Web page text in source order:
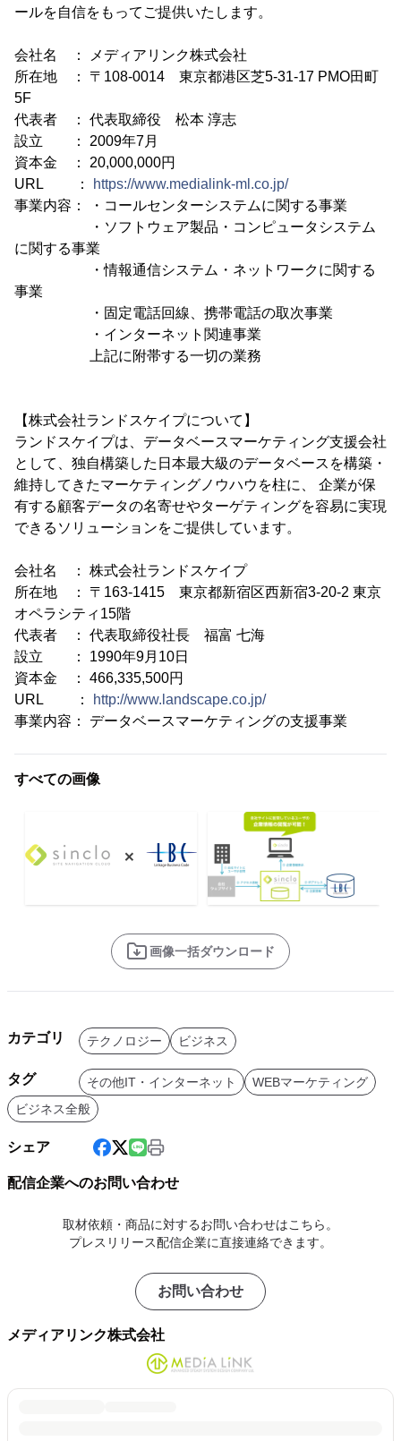
ールを自信をもってご提供いたします。
会社名 ： メディアリンク株式会社
所在地 ： 〒108-0014 東京都港区芝5-31-17 PMO田町
5F
代表者 ： 代表取締役 松本 淳志
設立 ： 2009年7月
資本金 ： 20,000,000円
URL ：
https://www.medialink-ml.co.jp/
事業内容： ・コールセンターシステムに関する事業
・ソフトウェア製品・コンピュータシステム
に関する事業
・情報通信システム・ネットワークに関する
事業
・固定電話回線、携帯電話の取次事業
・インターネット関連事業
上記に附帯する一切の業務
【株式会社ランドスケイプについて】
ランドスケイプは、データベースマーケティング支援会社
として、独自構築した日本最大級のデータベースを構築・
維持してきたマーケティングノウハウを柱に、 企業が保
有する顧客データの名寄せやターゲティングを容易に実現
できるソリューションをご提供しています。
会社名 ： 株式会社ランドスケイプ
所在地 ： 〒163-1415 東京都新宿区西新宿3-20-2 東京
オペラシティ15階
代表者 ： 代表取締役社長 福富 七海
設立 ： 1990年9月10日
資本金 ： 466,335,500円
URL ：
http://www.landscape.co.jp/
事業内容： データベースマーケティングの支援事業
すべての画像
画像一括ダウンロード
カテゴリ テクノロジー ビジネス
タグ その他IT・インターネット
WEBマーケティング
ビジネス全般
シェア
配信企業へのお問い合わせ
取材依頼・商品に対するお問い合わせはこちら。
プレスリリース配信企業に直接連絡できます。
お問い合わせ
メディアリンク株式会社